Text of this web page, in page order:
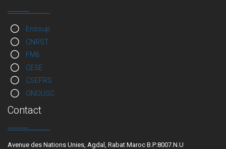
Enssup
CNRST
FM6
CESE
CSEFRS
ONOUSC
Contact
Avenue des Nations Unies, Agdal, Rabat Maroc B.P:8007.N.U